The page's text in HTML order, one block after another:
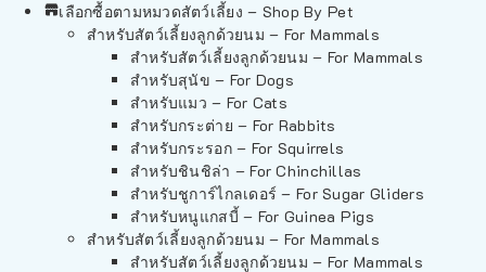
เลือกซื้อตามหมวดสัตว์เลี้ยง – Shop By Pet
สำหรับสัตว์เลี้ยงลูกด้วยนม – For Mammals
สำหรับสัตว์เลี้ยงลูกด้วยนม – For Mammals
สำหรับสุนัข – For Dogs
สำหรับแมว – For Cats
สำหรับกระต่าย – For Rabbits
สำหรับกระรอก – For Squirrels
สำหรับชินชิล่า – For Chinchillas
สำหรับชูการ์ไกลเดอร์ – For Sugar Gliders
สำหรับหนูแกสบี้ – For Guinea Pigs
สำหรับสัตว์เลี้ยงลูกด้วยนม – For Mammals
สำหรับสัตว์เลี้ยงลูกด้วยนม – For Mammals